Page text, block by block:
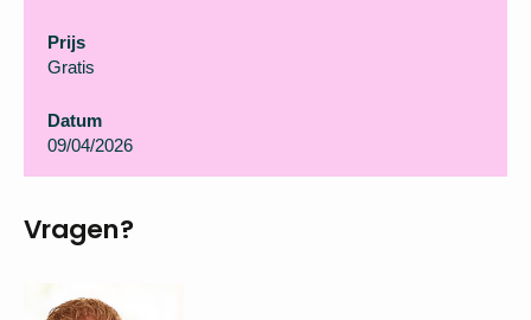
Prijs
Gratis
Datum
09/04/2026
Vragen?